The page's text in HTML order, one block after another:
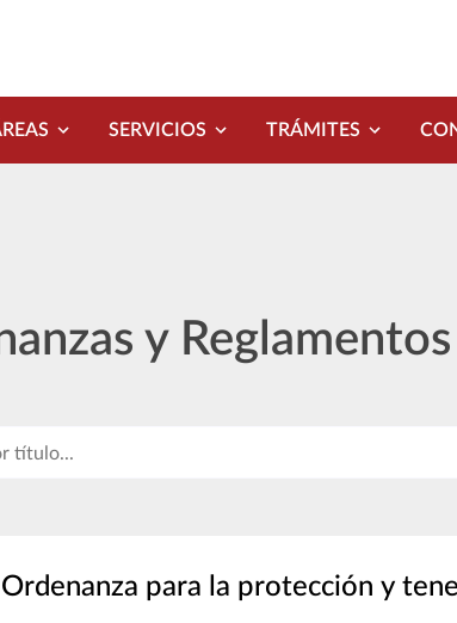
SERVICIOS TRÁMITES
y Reglamentos
para la protección y